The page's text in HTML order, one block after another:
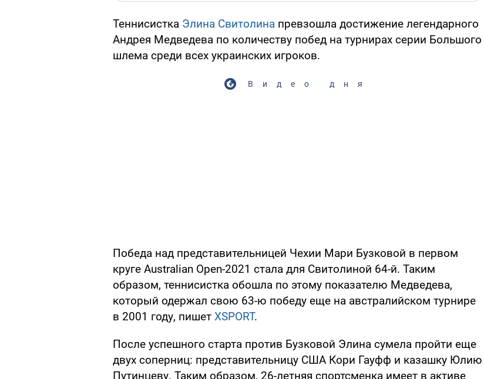
Теннисистка Элина Свитолина превзошла достижение легендарного
Андрея Медведева по количеству побед на турнирах серии Большого
шлема среди всех украинских игроков.
Видео дня
Победа над представительницей Чехии Мари Бузковой в первом
круге Australian Open-2021 стала для Свитолиной 64-й. Таким
образом, теннисистка обошла по этому показателю Медведева,
который одержал свою 63-ю победу еще на австралийском турнире
в 2001 году, пишет XSPORT.
После успешного старта против Бузковой Элина сумела пройти еще
двух соперниц: представительницу США Кори Гауфф и казашку Юлию
Путинцеву. Таким образом, 26-летняя спортсменка имеет в активе